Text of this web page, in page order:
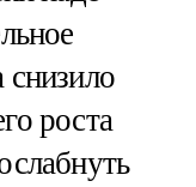
снизило
роста